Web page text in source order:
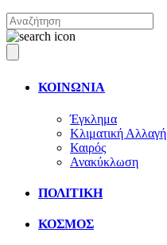
ΚΟΙΝΩΝΙΑ
Έγκλημα
Κλιματική Αλλαγή
Καιρός
Ανακύκλωση
ΠΟΛΙΤΙΚΗ
ΚΟΣΜΟΣ